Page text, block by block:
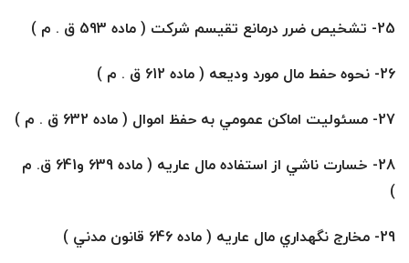
25- تشخيص ضرر درمانع تقيسم شركت ( ماده 593 ق . م )
26- نحوه حفط مال مورد وديعه ( ماده 612 ق . م )
27- مسئوليت اماكن عمومي به حفظ اموال ( ماده 632 ق . م )
28- خسارت ناشي از استفاده مال عاريه ( ماده 639 و641 ق. م
)
29- مخارج نگهداري مال عاريه ( ماده 646 قانون مدني )